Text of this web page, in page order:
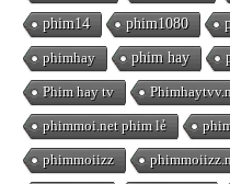
phim14 phim1080
phimhay phim hay
Phim hay tv
phimmoi.net phim lẻ
phimmoiizz